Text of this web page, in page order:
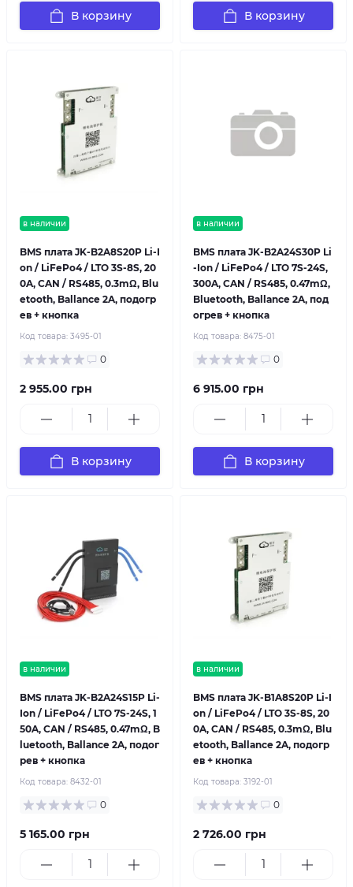
В корзину В корзину
в наличии
BMS плата JK-B2A8S20P Li-I
on / LiFePo4 / LTO 3S-8S, 20
0A, CAN / RS485, 0.3mΩ, Blu
etooth, Ballance 2A, подогр
ев + кнопка
Код товара: 3495-01
0
2 955.00 грн
В корзину
в наличии
BMS плата JK-B2A24S30P Li
-Ion / LiFePo4 / LTO 7S-24S,
300A, CAN / RS485, 0.47mΩ,
Bluetooth, Ballance 2A, под
огрев + кнопка
Код товара: 8475-01
0
6 915.00 грн
В корзину
в наличии
BMS плата JK-B2A24S15P Li-
Ion / LiFePo4 / LTO 7S-24S, 1
50A, CAN / RS485, 0.47mΩ, B
luetooth, Ballance 2A, подог
рев + кнопка
Код товара: 8432-01
0
5 165.00 грн
в наличии
BMS плата JK-B1A8S20P Li-I
on / LiFePo4 / LTO 3S-8S, 20
0A, CAN / RS485, 0.3mΩ, Blu
etooth, Ballance 2A, подогр
ев + кнопка
Код товара: 3192-01
0
2 726.00 грн